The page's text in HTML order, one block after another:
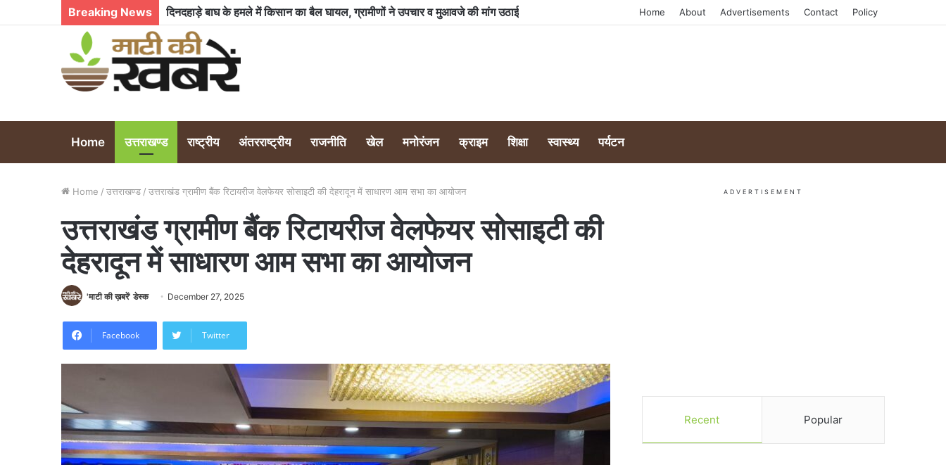
Breaking News कुमाऊं आयुक्त से लेकर विधायक तक को मिले एसआईआर नोटिस, मतदाता सत्यापन के लिए मांगी गई जानकारी Home About Advertisements Contact Policy
Home उत्तराखण्ड राष्ट्रीय अंतरराष्ट्रीय राजनीति खेल मनोरंजन क्राइम शिक्षा स्वास्थ्य पर्यटन
Home / उत्तराखण्ड / उत्तराखंड ग्रामीण बैंक रिटायरीज वेलफेयर सोसाइटी की देहरादून में साधारण आम सभा का आयोजन
उत्तराखंड ग्रामीण बैंक रिटायरीज वेलफेयर सोसाइटी की
देहरादून में साधारण आम सभा का आयोजन
'माटी की ख़बरें' डेस्क December 27, 2025
Facebook Twitter
ADVERTISEMENT
Recent Popular